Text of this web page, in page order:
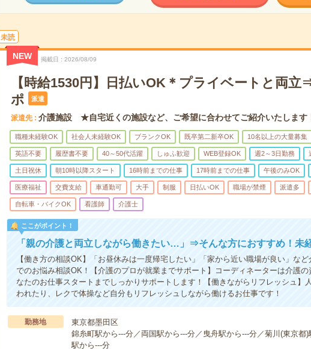
未読
NEW 掲載日 2026/08/09
【時給1530円】日払いOK＊プライベートと両立
ポ
派遣
派遣先 介護施設 ★自宅近くの施設など、ご希望に合わせてご紹介いたします
職種未経験OK 社会人未経験OK ブランクOK 既卒第二新卒OK 10名以上の大量募集
英語不要 履歴書不要 40～50代活躍 しゅふ歓迎 WEB登録OK 週2～3日勤務
土日祝休 朝10時以降スタート 16時前までの仕事 17時前までの仕事 午後のみOK
医療福祉 交費支給 車通勤可 大手 制服 日払いOK 職場が禁煙 派遣多
自転車・バイクOK 看護師 介護士
ここがポイント！
「親の介護と両立しながら働きたい…」⇒そんな方におすすめ！未
【働き方の相談OK】「お昼休みは一度帰宅したい」「家から近い職場が良い」な
でのお悩み相談OK！【介護のプロが就業までサポート】コーディネーターは介護
なたのお仕事スタートまでしっかりサポートします！【働きながらリフレッシュ】
われたり、レクで体操など自分もリフレッシュしながら働けるお仕事です！
勤務地
東京都墨田区
錦糸町駅から---分／両国駅から---分／曳舟駅から---分／菊川(東京都
駅から---分